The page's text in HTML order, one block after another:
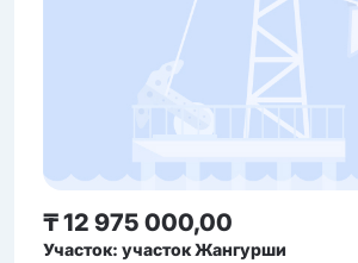
₸ 12 975 000,00
Участок: участок Жангурши